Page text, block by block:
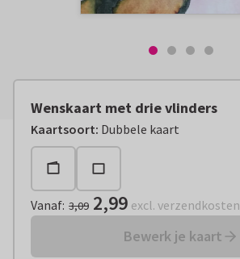
Wenskaart met drie vlinders
Kaartsoort: Dubbele kaart
Vanaf: € 2,99 excl. verzendkosten
Vanaf: 3,09 2,99 excl. verzendkosten
Bewerk je kaart